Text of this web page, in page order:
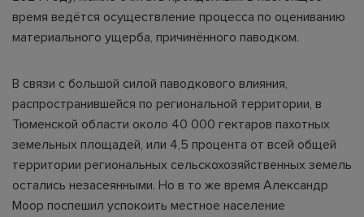
время ведётся осуществление процесса по оцениванию
материального ущерба, причинённого паводком.
В связи с большой силой паводкового влияния,
распространившейся по региональной территории, в
Тюменской области около 40 000 гектаров пахотных
земельных площадей, или 4,5 процента от всей общей
территории региональных сельскохозяйственных земель
остались незасеянными. Но в то же время Александр
Моор поспешил успокоить местное население